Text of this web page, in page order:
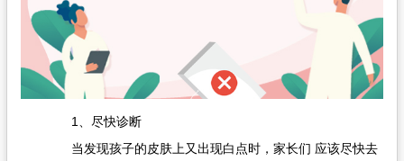
1、尽快诊断
当发现孩子的皮肤上又出现白点时，家长们 应该尽快去